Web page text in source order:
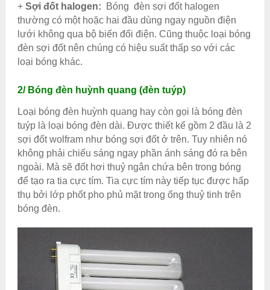
+ Sợi đốt halogen:
Bóng đèn sợi đốt halogen
thường có một hoặc hai đầu dùng ngay nguồn điện
lưới không qua bộ biến đổi điện. Cũng thuộc loại bóng
đèn sợi đốt nên chúng có hiệu suất thấp so với các
loại bóng khác.
2/ Bóng đèn huỳnh quang (đèn tuýp)
Loại bóng đèn huỳnh quang hay còn gọi là bóng đèn
tuýp là loại bóng đèn dài. Được thiết kế gồm 2 đầu là 2
sợi đốt wolfram như bóng sợi đốt ở trên. Tuy nhiên nó
không phải chiếu sáng ngay phần ánh sáng đó ra bên
ngoài. Mà sẽ đốt hơi thuỷ ngân chứa bên trong bóng
để tạo ra tia cực tím. Tia cực tím này tiếp tục được hấp
thụ bởi lớp phốt pho phủ mặt trong ống thuỷ tinh trên
bóng đèn.